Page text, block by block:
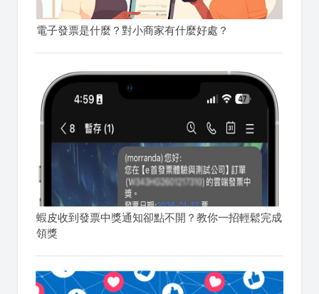
電子發票是什麼？對小商家有什麼好處？
蝦皮收到發票中獎通知卻點不開？教你一招輕鬆完成
領獎